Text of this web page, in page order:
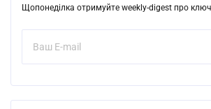
Щопонеділка отримуйте weekly-digest про